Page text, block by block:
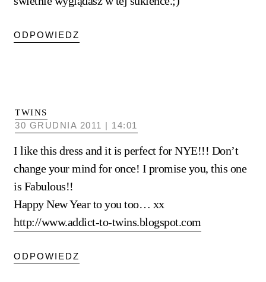
ODPOWIEDZ
TWINS
30 GRUDNIA 2011 | 14:01
I like this dress and it is perfect for NYE!!! Don’t
change your mind for once! I promise you, this one
is Fabulous!!
Happy New Year to you too… xx
http://www.addict-to-twins.blogspot.com
ODPOWIEDZ